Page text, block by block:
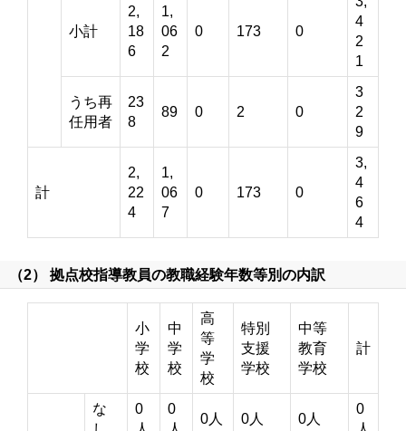
小計
2,
18
6
1,
06
2
0 173 0
4
2
1
うち再
任用者
23
8
89 0 2 0
3
2
9
計
2,
22
4
1,
06
7
0 173 0
3,
4
6
4
（2） 拠点校指導教員の教職経験年数等別の内訳
小
学
校
中
学
校
高
等
学
校
特別
支援
学校
中等
教育
学校
計
な
0
0
0人 0人 0人
0